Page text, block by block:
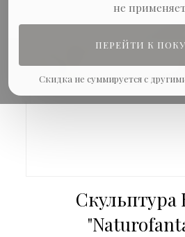
не
ПЕРЕЙТИ К
Скидка не суммируется с
Скульптура